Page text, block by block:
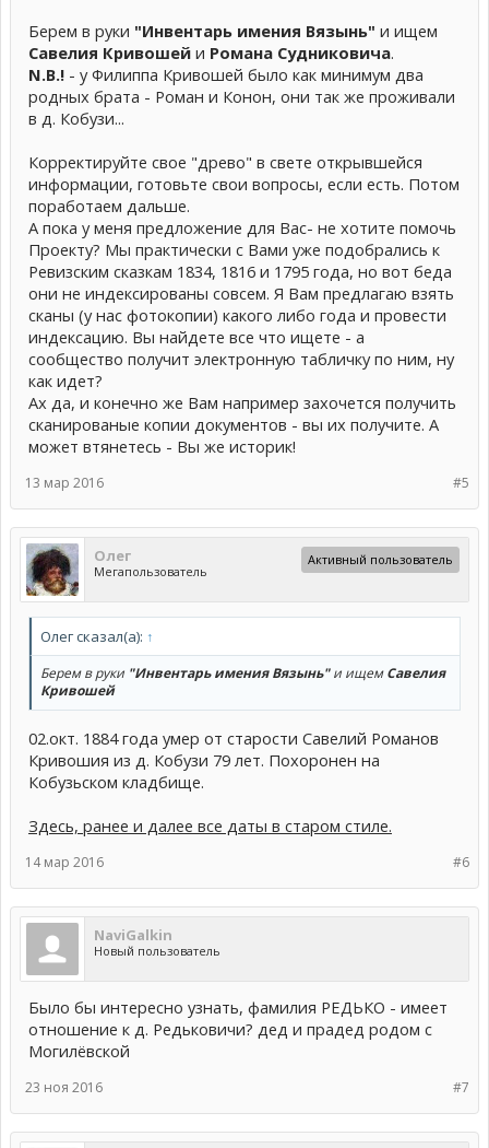
Берем в руки "Инвентарь имения Вязынь" и ищем
Савелия Кривошей и Романа Судниковича.
N.B.! - у Филиппа Кривошей было как минимум два
родных брата - Роман и Конон, они так же проживали
в д. Кобузи...
Корректируйте свое "древо" в свете открывшейся
информации, готовьте свои вопросы, если есть. Потом
поработаем дальше.
А пока у меня предложение для Вас- не хотите помочь
Проекту? Мы практически с Вами уже подобрались к
Ревизским сказкам 1834, 1816 и 1795 года, но вот беда
они не индексированы совсем. Я Вам предлагаю взять
сканы (у нас фотокопии) какого либо года и провести
индексацию. Вы найдете все что ищете - а
сообщество получит электронную табличку по ним, ну
как идет?
Ах да, и конечно же Вам например захочется получить
сканированые копии документов - вы их получите. А
может втянетесь - Вы же историк!
#5
13 мар 2016
Олег
Мегапользователь
Активный пользователь
Олег сказал(а): ↑
Берем в руки "Инвентарь имения Вязынь"и ищемСавелия
Кривошей
02.окт. 1884 года умер от старости Савелий Романов
Кривошия из д. Кобузи 79 лет. Похоронен на
Кобузьском кладбище.
Здесь, ранее и далее все даты в старом стиле.
#6
14 мар 2016
NaviGalkin
Новый пользователь
Было бы интересно узнать, фамилия РЕДЬКО - имеет
отношение к д. Редьковичи? дед и прадед родом с
Могилёвской
#7
23 ноя 2016